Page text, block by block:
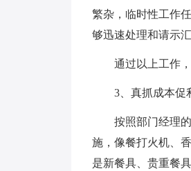
繁杂，临时性工作
够迅速处理和请示
通过以上工作
3、真抓成本促
按照部门经理
施，像餐打火机、
是新餐具、贵重餐